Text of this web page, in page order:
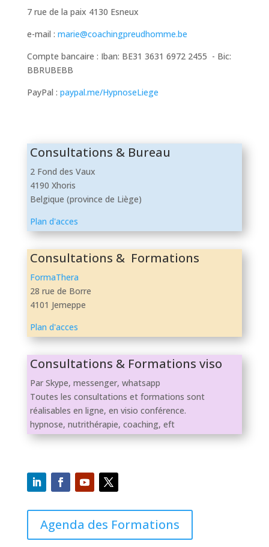
7 rue de la paix 4130 Esneux
e-mail : marie@coachingpreudhomme.be
Compte bancaire : Iban: BE31 3631 6972 2455 - Bic:
BBRUBEBB
PayPal : paypal.me/HypnoseLiege
Consultations & Bureau
2 Fond des Vaux
4190 Xhoris
Belgique (province de Liège)
Plan d'acces
Consultations & Formations
FormaThera
28 rue de Borre
4101 Jemeppe‎
Plan d'acces
Consultations & Formations viso
Par Skype, messenger, whatsapp
Toutes les consultations et formations sont
réalisables en ligne, en visio conférence.
hypnose, nutrithérapie, coaching, eft
Agenda des Formations